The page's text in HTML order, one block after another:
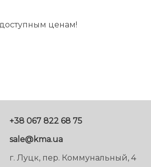
ценам!
+38 067 822 68 75
sale@kma.ua
г. Луцк, пер. Коммунальный, 4